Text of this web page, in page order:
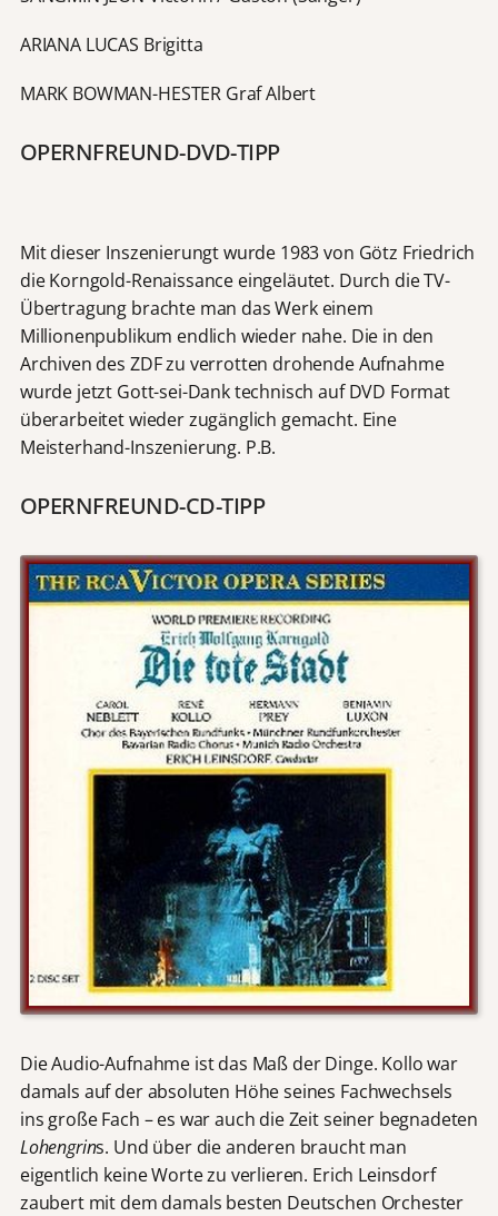
ARIANA LUCAS Brigitta
MARK BOWMAN-HESTER Graf Albert
OPERNFREUND-DVD-TIPP
Mit dieser Inszenierungt wurde 1983 von Götz Friedrich
die Korngold-Renaissance eingeläutet. Durch die TV-
Übertragung brachte man das Werk einem
Millionenpublikum endlich wieder nahe. Die in den
Archiven des ZDF zu verrotten drohende Aufnahme
wurde jetzt Gott-sei-Dank technisch auf DVD Format
überarbeitet wieder zugänglich gemacht. Eine
Meisterhand-Inszenierung. P.B.
OPERNFREUND-CD-TIPP
Die Audio-Aufnahme ist das Maß der Dinge. Kollo war
damals auf der absoluten Höhe seines Fachwechsels
ins große Fach – es war auch die Zeit seiner begnadeten
Lohengrins. Und über die anderen braucht man
eigentlich keine Worte zu verlieren. Erich Leinsdorf
zaubert mit dem damals besten Deutschen Orchester